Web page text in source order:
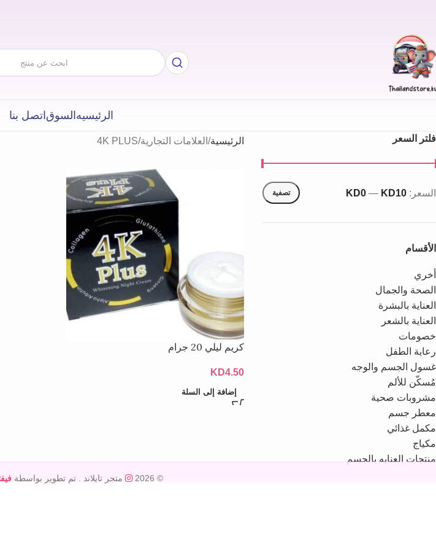
الرئيسيهالسوقاتصل بنا
فلتر السعر
تصفية السعر: KD0 — KD10
الأقسام
أخري
الصحة والجمال
العناية بالبشرة
العناية بالشعر
خصومات
رعاية الطفل
غسول الجسم والوجه
مُسكّن للألم
مشروبات صحية
معطر جسم
مكمل غذائي
مكياج
منتجات العنايه بالجسم
الرئيسية العلامات التجارية 4K PLUS
كريم ليلي 20 جرام
KD4.50
إضافة إلى السلة
© 2026 متجر تايلاند . تم تطوير بواسطة